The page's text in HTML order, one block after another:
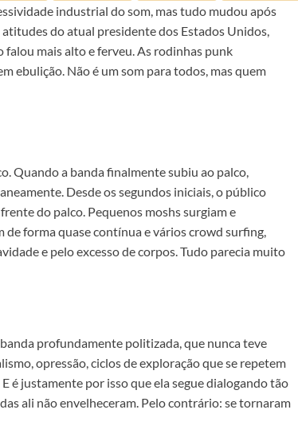
industrial do som, mas tudo mudou após
do atual presidente dos Estados Unidos,
mais alto e ferveu. As rodinhas punk
ebulição. Não é um som para todos, mas quem
Quando a banda finalmente subiu ao palco,
Desde os segundos iniciais, o público
do palco. Pequenos moshs surgiam e
de forma quase contínua e vários crowd surfing,
e pelo excesso de corpos. Tudo parecia muito
profundamente politizada, que nunca teve
opressão, ciclos de exploração que se repetem
é justamente por isso que ela segue dialogando tão
ali não envelheceram. Pelo contrário: se tornaram